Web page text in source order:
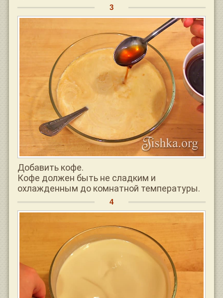
Добавить кофе.
Кофе должен быть не сладким и
охлажденным до комнатной температуры.